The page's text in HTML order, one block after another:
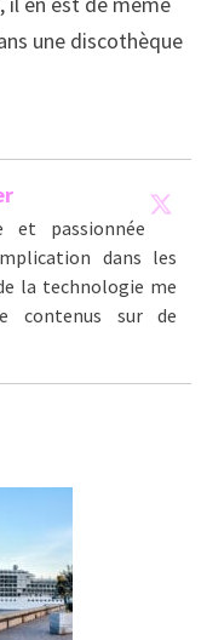
une discothèque
et passionnée
dans les
la technologie me
contenus sur de